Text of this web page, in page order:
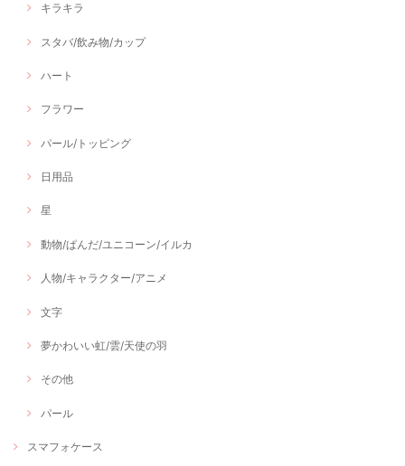
キラキラ
スタバ/飲み物/カップ
ハート
フラワー
パール/トッピング
日用品
星
動物/ぱんだ/ユニコーン/イルカ
人物/キャラクター/アニメ
文字
夢かわいい虹/雲/天使の羽
その他
パール
スマフォケース